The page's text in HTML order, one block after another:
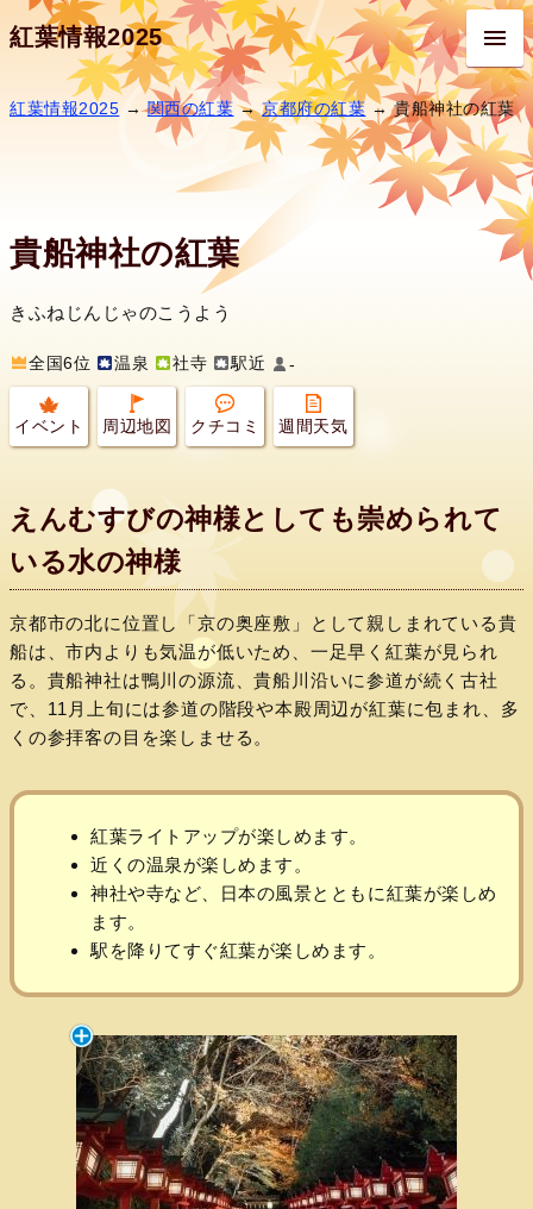
紅葉情報2025
紅葉情報2025 →関西の紅葉→京都府の紅葉 → 貴船神社の紅葉
貴船神社の紅葉
きふねじんじゃのこうよう
全国6位 温泉 社寺 駅近 -
イベント 周辺地図 クチコミ 週間天気
えんむすびの神様としても崇められて
いる水の神様
京都市の北に位置し「京の奥座敷」として親しまれている貴
船は、市内よりも気温が低いため、一足早く紅葉が見られ
る。貴船神社は鴨川の源流、貴船川沿いに参道が続く古社
で、11月上旬には参道の階段や本殿周辺が紅葉に包まれ、多
くの参拝客の目を楽しませる。
紅葉ライトアップが楽しめます。
近くの温泉が楽しめます。
神社や寺など、日本の風景とともに紅葉が楽しめ
ます。
駅を降りてすぐ紅葉が楽しめます。